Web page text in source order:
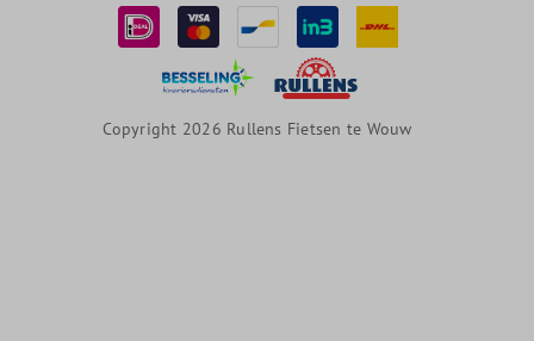
Copyright 2026 Rullens Fietsen te Wouw